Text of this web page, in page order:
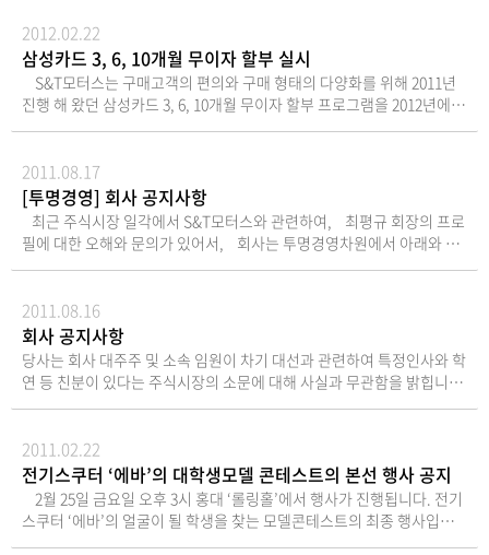
지급하지 않습니다. 2026년 6
월 4일 KR모터스 주식회사
대표이사 정 재 경 (직인생략)
수 있습니다.7. 전자투표에 관한 사항당사는 주주님께
서 주주총회에 직접 참석하지 않고도 의결권을 행사하
실 수 있도록 전자투표제도 (상법 제368조의4)를 활용
하고 있습니다.주주총회에 참석이 어려우신 주주님께
서는 전자투표 행사 기간 내 전자투표를통해 귀중한
의결권을 행사하여 주시기 바랍니다.가. 전자투표 관
바일 주소 : https://evote.ksd.or.kr/m※ 관리업무
는 한국예탁결제원에 위탁하였습니다.나. 전자투표 행
사 기간 : 2026년 3월 20일 9시 ~ 2026년 3월 29일 17
시- 기간 중 24시간 시스템 접속 가능다. 인증서를 이
용하여 전자투표관리시스템에서 주주 본인확인 후 의
민간인증서 (K-VOTE에서 사용가능한 인증서 한정)라.
수정동의안 처리: 주주총회에서 의안에 관하여 수정동
의가 제출되는 경우 기권으로 처리8. 주주총회 참석시
준비물-직접행사 : 신분증-대리행사 : 위임장(주주와
주님을 위한 주주총회 기념품은 회사경비 절감을 위하
여 지급하지 않습니다.
2012.02.22
삼성카드 3, 6, 10개월 무이자 할부 실시
S&T모터스는 구매고객의 편의와 구매 형태의 다양화를 위해 2011년
진행 해 왔던 삼성카드 3, 6, 10개월 무이자 할부 프로그램을 2012년에도
계속 진행 합니다. 전 년도에 이어 계속 시행하게 되는 삼성카드 3, 6, 10
량 모터사이클을 포함한 S&T모터스의 모든 제품을 삼성카드로 구매 시
무이자 할부로 구매가 가능합니다. S&T모터스 제품의 구매를 희망하는
고객은 전국의 판매점에서 100만원 이상 3, 6, 10개월 무이자로 제품을
구매 할 수 있으며, 기존에 시행해 왔던 8, 10, 12개월 다이어트 할부도 계
속 이용 할 수 있습니다. 이번에 진행되는 삼성카드 3, 6, 10개월 무이자
부탁 드립니다.
2011.08.17
[투명경영] 회사 공지사항
최근 주식시장 일각에서 S&T모터스와 관련하여, 최평규 회장의 프로
필에 대한 오해와 문의가 있어서, 회사는 투명경영차원에서 아래와 같
이 공지하오니 참조하시기 바랍니다. < 주요 프로
졸업 - 1975년 경희대 기계공학과 졸업 - 2003년 세종대 명예
공학박사 - 1974년 경원세기(주) 설계과 엔지니어 근무 - 19
79년 삼영열기 창업 - 1987년 대통령 표창 - 1997년 대통령
표창 - 2002년 금탑산업훈장 수훈 - 2003년 자랑스런 한국인
대상 수상 - 2008년 다산경영상 수상
2011.08.16
회사 공지사항
당사는 회사 대주주 및 소속 임원이 차기 대선과 관련하여 특정인사와 학
연 등 친분이 있다는 주식시장의 소문에 대해 사실과 무관함을 밝힙니다.
이에 S&T모터스를 사랑하는 주주 여러분께 서는 유의하시기 바랍니다.
2011.02.22
전기스쿠터 ‘에바’의 대학생모델 콘테스트의 본선 행사 공지
2월 25일 금요일 오후 3시 홍대 ‘롤링홀’에서 행사가 진행됩니다. 전기
스쿠터 ‘에바’의 얼굴이 될 학생을 찾는 모델콘테스트의 최종 행사입니
다. 이 날의 행사는 개그맨 ‘허경환’씨의 진행과 4인조 펑크밴드 ‘노브레